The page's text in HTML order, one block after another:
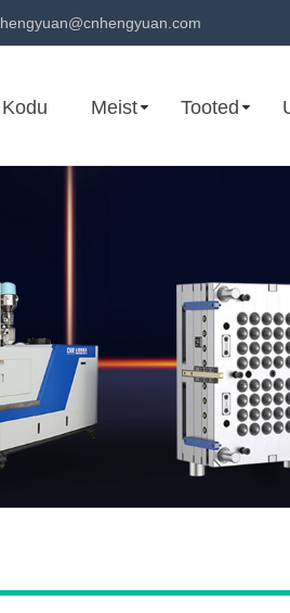
hengyuan@cnhengyuan.com
Kodu Meist Tooted